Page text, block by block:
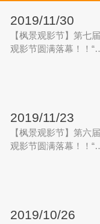
2019/11/30
【枫景观影节】第七届
观影节圆满落幕！！“
2019/11/23
【枫景观影节】第六届
观影节圆满落幕！！“
2019/10/26